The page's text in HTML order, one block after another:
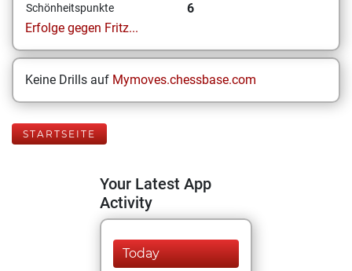
Schönheitspunkte
6
Erfolge gegen Fritz...
Keine Drills auf Mymoves.chessbase.com
STARTSEITE
Your Latest App
Activity
Today